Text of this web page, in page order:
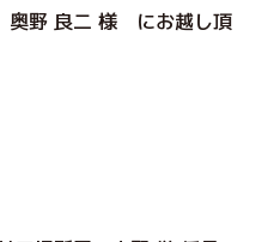
野 良二 様 にお越し頂